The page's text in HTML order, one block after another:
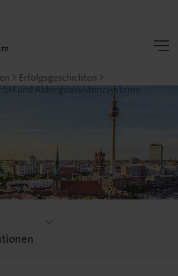
Erfolgsgeschichten
und Abbiegeassistenzsysteme